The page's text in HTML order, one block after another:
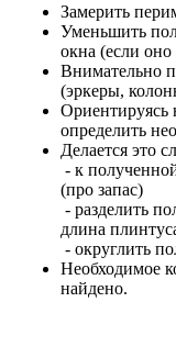
Замерить
Уменьшить
окна (если оно
Внимательно
(эркеры,
Ориентируясь
определить
Делается это
- к
(про запас)
- разделить
длина
- округлить
Необходимое
найдено.